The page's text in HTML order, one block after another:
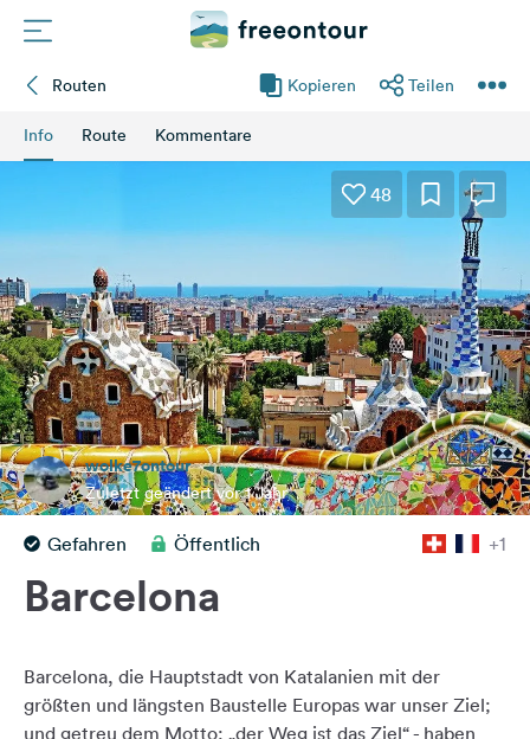
Magazin
Partner
Registrieren
Einloggen
Newsletter
Feedback
Sprache:
Folge
uns
Routen Kopieren Teilen
Info Route Kommentare
48
wolke7ontour
Zuletzt geändert vor 1 Jahr
Gefahren Öffentlich +1
Barcelona
Barcelona, die Hauptstadt von Katalanien mit der
größten und längsten Baustelle Europas war unser Ziel;
und getreu dem Motto: „der Weg ist das Ziel“ - haben